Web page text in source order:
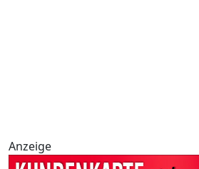
Anzeige